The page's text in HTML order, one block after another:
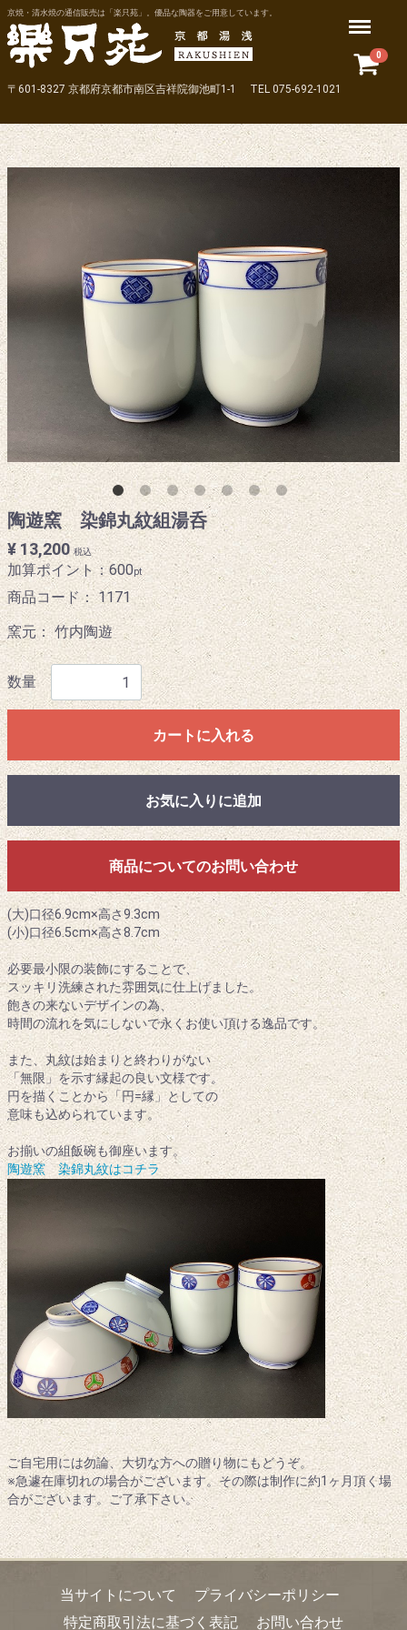
京焼・清水焼の通信販売は「楽只苑」。優品な陶器をご用意しています。
〒601-8327 京都府京都市南区吉祥院御池町1-1 TEL 075-692-1021
0
Menu
陶遊窯 染錦丸紋組湯呑
¥ 13,200 税込
加算ポイント：600pt
商品コード：1171
窯元： 竹内陶遊
数量
カートに入れる
お気に入りに追加
商品についてのお問い合わせ
(大)口径6.9cm×高さ9.3cm
(小)口径6.5cm×高さ8.7cm
必要最小限の装飾にすることで、
スッキリ洗練された雰囲気に仕上げました。
飽きの来ないデザインの為、
時間の流れを気にしないで永くお使い頂ける逸品です。
また、丸紋は始まりと終わりがない
「無限」を示す縁起の良い文様です。
円を描くことから「円=縁」としての
意味も込められています。
お揃いの組飯碗も御座います。
陶遊窯 染錦丸紋はコチラ
ご自宅用には勿論、大切な方への贈り物にもどうぞ。
※急遽在庫切れの場合がございます。その際は制作に約1ヶ月頂く場
合がございます。ご了承下さい。
当サイトについて
プライバシーポリシー
特定商取引法に基づく表記
お問い合わせ